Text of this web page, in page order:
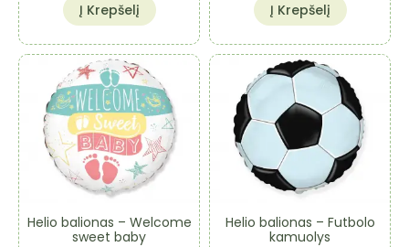
Į Krepšelį Į Krepšelį
Helio balionas – Welcome
sweet baby
Helio balionas – Futbolo
kamuolys